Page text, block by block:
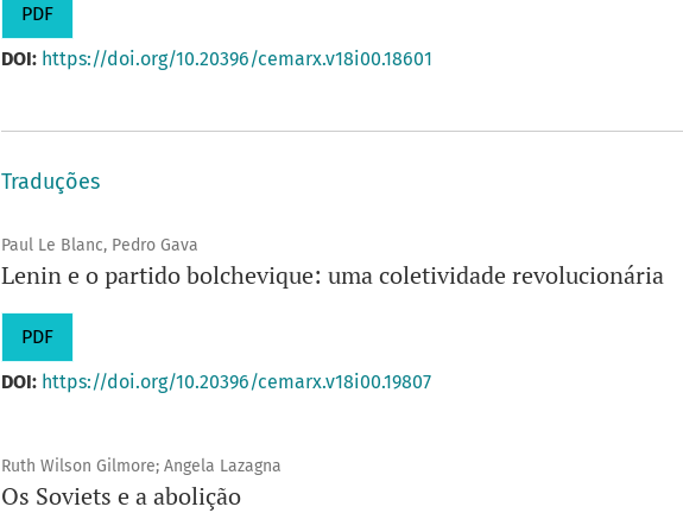
PDF
DOI: https://doi.org/10.20396/cemarx.v18i00.18601
Traduções
Paul Le Blanc, Pedro Gava
Lenin e o partido bolchevique: uma coletividade revolucionária
PDF
DOI: https://doi.org/10.20396/cemarx.v18i00.19807
Ruth Wilson Gilmore; Angela Lazagna
Os Soviets e a abolição